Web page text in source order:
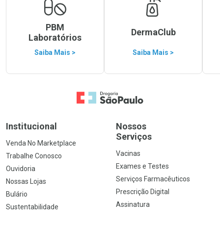
PBM
Laboratórios
Saiba Mais >
DermaClub
Saiba Mais >
Ir para a Home
Institucional
Venda No Marketplace
Trabalhe Conosco
Ouvidoria
Nossas Lojas
Bulário
Sustentabilidade
Nossos
Serviços
Vacinas
Exames e Testes
Serviços Farmacêuticos
Prescrição Digital
Assinatura